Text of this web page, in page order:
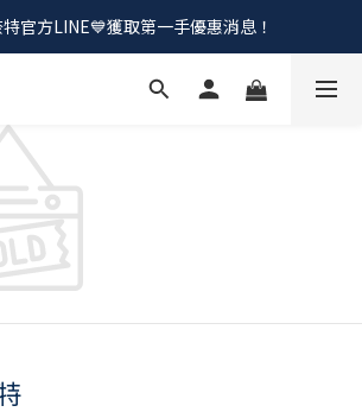
中💰加入會員！領取註冊購物金
官方LINE💙獲取第一手優惠消息！
募中💰加入會員！領取註冊購物金